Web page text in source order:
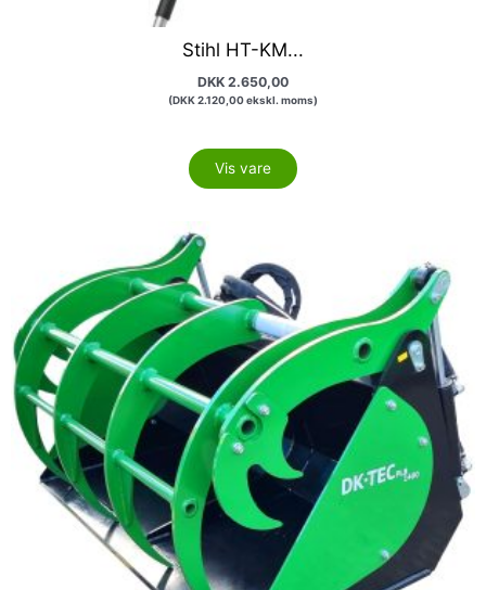
Stihl HT-KM...
DKK 2.650,00
(DKK2.120,00ekskl. moms)
Vis vare